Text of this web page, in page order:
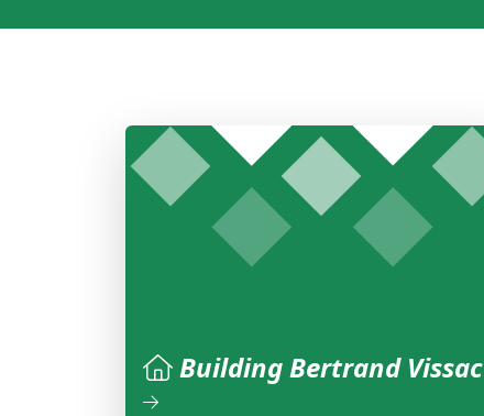
Building Bertrand Vissac